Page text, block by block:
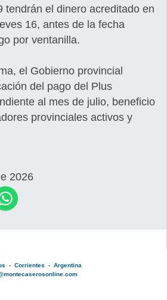
tendrán el dinero acreditado en
16, antes de la fecha
por ventanilla.
el Gobierno provincial
del pago del Plus
al mes de julio, beneficio
provinciales activos y
2026
- Corrientes - Argentina